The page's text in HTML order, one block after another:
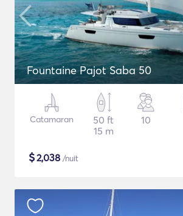
Fountaine Pajot Saba 50
Catamaran
50 ft
15 m
10
$2,038 /nuit